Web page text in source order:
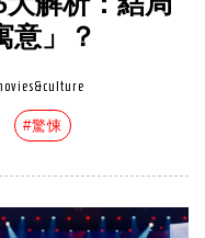
解析：結局
意」？
#驚悚